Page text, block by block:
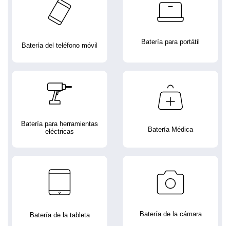
Batería del teléfono móvil Batería para portátil
Batería para herramientas
eléctricas
Batería Médica
Batería de la tableta Batería de la cámara